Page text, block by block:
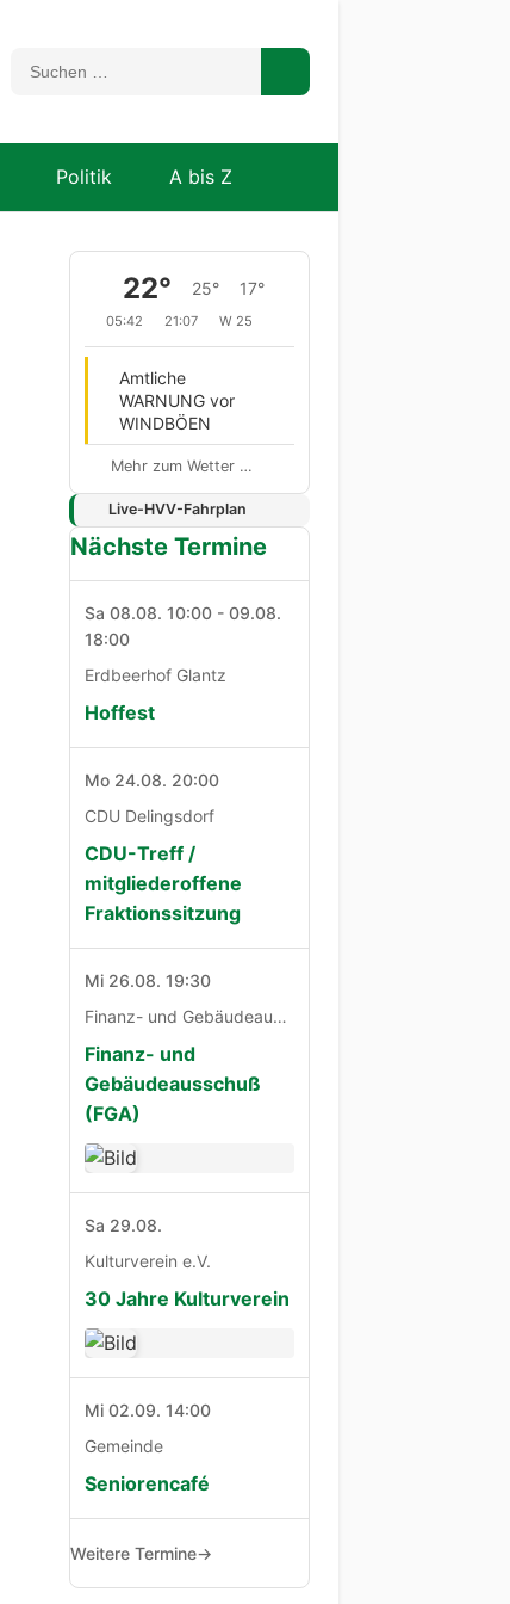
Politik A bis Z
22° 25° 17°
05:42 21:07 W 25
Amtliche
WARNUNG vor
WINDBÖEN
Mehr zum Wetter …
Live-HVV-Fahrplan
Nächste Termine
Sa 08.08. 10:00 - 09.08.
18:00
Erdbeerhof Glantz
Hoffest
Mo 24.08. 20:00
CDU Delingsdorf
CDU-Treff /
mitgliederoffene
Fraktionssitzung
Mi 26.08. 19:30
Finanz- und Gebäudeausschuß
Finanz- und
Gebäudeausschuß
(FGA)
Sa 29.08.
Kulturverein e.V.
30 Jahre Kulturverein
Mi 02.09. 14:00
Gemeinde
Seniorencafé
Weitere Termine→